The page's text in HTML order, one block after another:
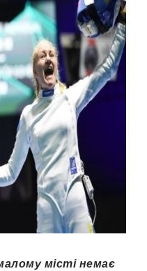
місті немає